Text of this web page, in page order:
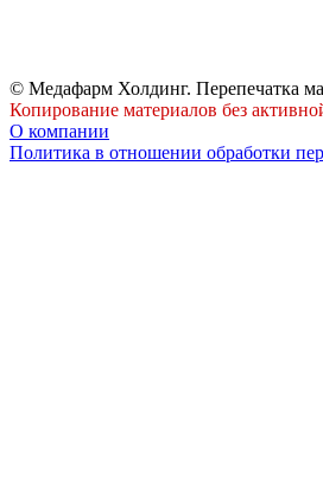
© Медафарм Холдинг. Перепечатка
Копирование материалов без
О компании
Политика в отношении обработки